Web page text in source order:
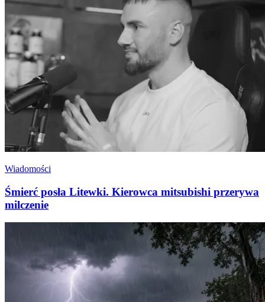
Wiadomości
Śmierć posła Litewki. Kierowca mitsubishi przerywa
milczenie